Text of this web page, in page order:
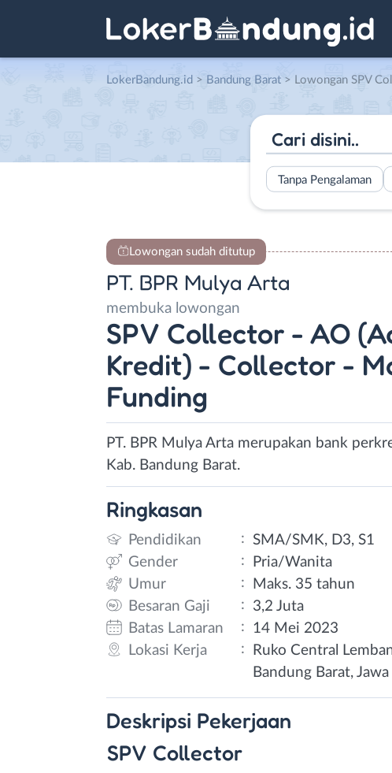
LokerBandung.id > Bandung Barat > Lowongan SPV Collector – AO (Account Officer Kredit) – Collector –
Tanpa Pengalaman
Lowongan sudah ditutup
PT. BPR Mulya Arta
membuka lowongan
SPV Collector - AO
Kredit) - Collector -
Funding
PT. BPR Mulya Arta merupakan bank
Kab. Bandung Barat.
Ringkasan
Pendidikan : SMA/SMK, D3, S1
Gender
:
Pria/Wanita
Umur
:
Maks. 35 tahun
Besaran Gaji
:
3,2 Juta
Batas Lamaran
:
14 Mei 2023
Lokasi Kerja
:
Ruko Central
Bandung Barat,
Deskripsi Pekerjaan
SPV Collector